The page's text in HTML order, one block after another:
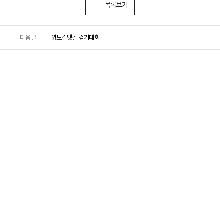
목록보기
다음 글 영도갈맷길 걷기대회